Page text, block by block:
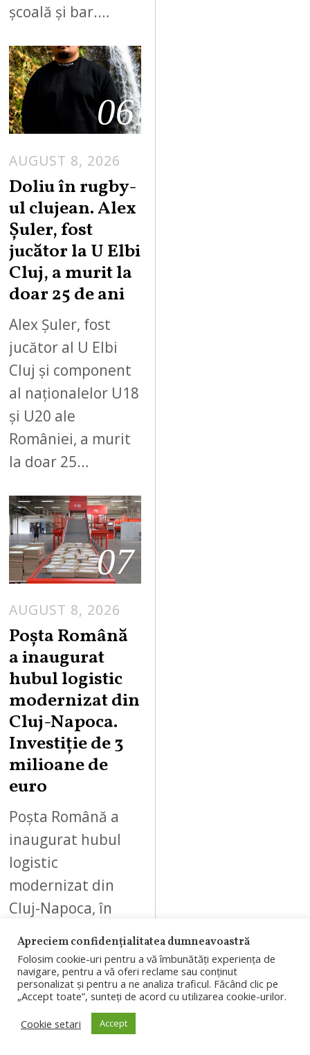
școală și bar.…
06
AUGUST 8, 2026
Doliu în rugby-
ul clujean. Alex
Șuler, fost
jucător la U Elbi
Cluj, a murit la
doar 25 de ani
Alex Șuler, fost
jucător al U Elbi
Cluj și component
al naționalelor U18
și U20 ale
României, a murit
la doar 25…
07
AUGUST 8, 2026
Poșta Română
a inaugurat
hubul logistic
modernizat din
Cluj-Napoca.
Investiție de 3
milioane de
euro
Poșta Română a
inaugurat hubul
logistic
modernizat din
Cluj-Napoca, în
investiții anunțate
de 3 milioane de
euro. Centrul
poate procesa…
Apreciem confidențialitatea dumneavoastră
Folosim cookie-uri pentru a vă îmbunătăți experiența de
navigare, pentru a vă oferi reclame sau conținut
personalizat și pentru a ne analiza traficul. Făcând clic pe
„Accept toate”, sunteți de acord cu utilizarea cookie-urilor.
Cookie setari
Accept